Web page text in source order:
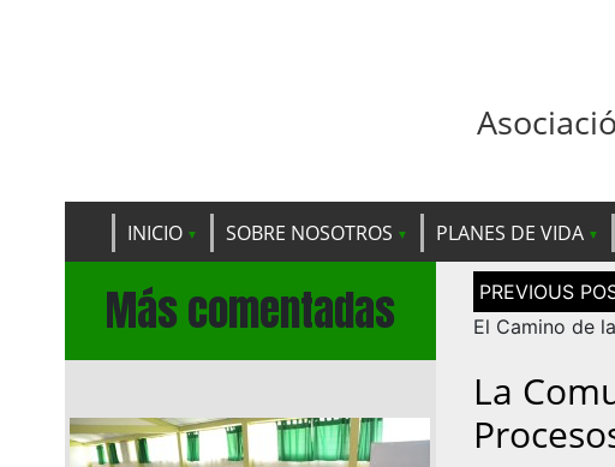
INICIO SOBRE NOSOTROS PLANES DE VIDA
Más comentadas
Navegación
de
entradas
El Camino de
La